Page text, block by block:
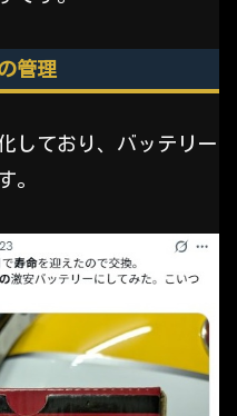
管理
しており、バッテリー
。